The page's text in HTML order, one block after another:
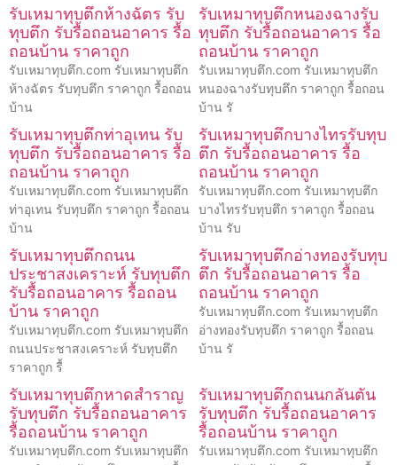
รับเหมาทุบตึกห้างฉัตร รับ
ทุบตึก รับรื้อถอนอาคาร รื้อ
ถอนบ้าน ราคาถูก
รับเหมาทุบตึก.com รับเหมาทุบตึก
ห้างฉัตร รับทุบตึก ราคาถูก รื้อถอน
บ้าน
รับเหมาทุบตึกหนองฉางรับ
ทุบตึก รับรื้อถอนอาคาร รื้อ
ถอนบ้าน ราคาถูก
รับเหมาทุบตึก.com รับเหมาทุบตึก
หนองฉางรับทุบตึก ราคาถูก รื้อถอน
บ้าน รั
รับเหมาทุบตึกท่าอุเทน รับ
ทุบตึก รับรื้อถอนอาคาร รื้อ
ถอนบ้าน ราคาถูก
รับเหมาทุบตึก.com รับเหมาทุบตึก
ท่าอุเทน รับทุบตึก ราคาถูก รื้อถอน
บ้าน
รับเหมาทุบตึกบางไทรรับทุบ
ตึก รับรื้อถอนอาคาร รื้อ
ถอนบ้าน ราคาถูก
รับเหมาทุบตึก.com รับเหมาทุบตึก
บางไทรรับทุบตึก ราคาถูก รื้อถอน
บ้าน รับ
รับเหมาทุบตึกถนน
ประชาสงเคราะห์ รับทุบตึก
รับรื้อถอนอาคาร รื้อถอน
บ้าน ราคาถูก
รับเหมาทุบตึก.com รับเหมาทุบตึก
ถนนประชาสงเคราะห์ รับทุบตึก
ราคาถูก รื้
รับเหมาทุบตึกอ่างทองรับทุบ
ตึก รับรื้อถอนอาคาร รื้อ
ถอนบ้าน ราคาถูก
รับเหมาทุบตึก.com รับเหมาทุบตึก
อ่างทองรับทุบตึก ราคาถูก รื้อถอน
บ้าน รั
รับเหมาทุบตึกหาดสำราญ
รับทุบตึก รับรื้อถอนอาคาร
รื้อถอนบ้าน ราคาถูก
รับเหมาทุบตึก.com รับเหมาทุบตึก
รับเหมาทุบตึกถนนกลันตัน
รับทุบตึก รับรื้อถอนอาคาร
รื้อถอนบ้าน ราคาถูก
รับเหมาทุบตึก.com รับเหมาทุบตึก